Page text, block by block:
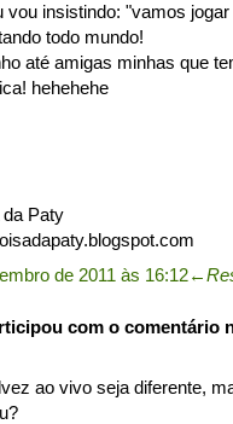
vou insistindo: "vamos
todo mundo!
até amigas minhas que
hehehehe
Paty
de 2011 às 16:12←
com o comentário
ao vivo seja diferente,